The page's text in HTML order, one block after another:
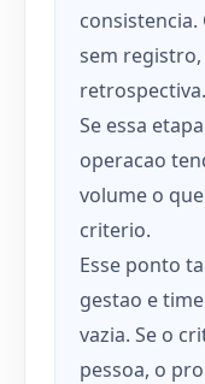
sem registro,
retrospectiva.
Se essa
operacao
volume o
criterio.
Esse ponto
gestao e
vazia. Se o
pessoa, o